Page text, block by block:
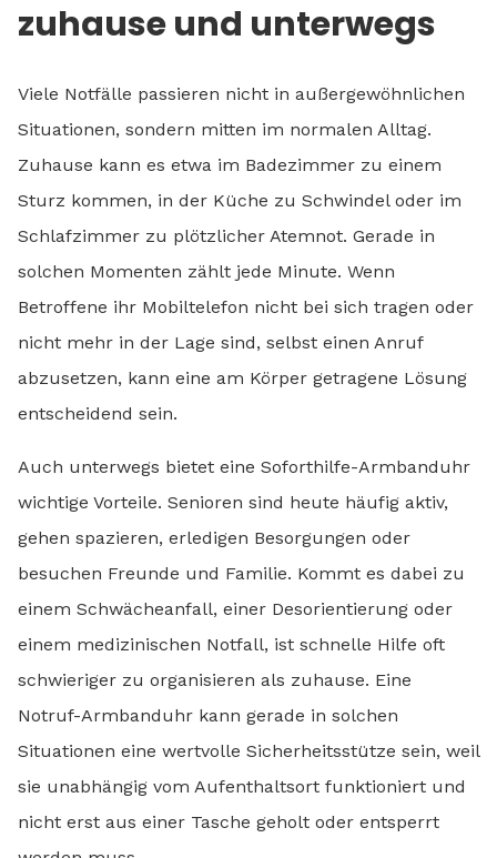
zuhause und unterwegs
Viele Notfälle passieren nicht in außergewöhnlichen
Situationen, sondern mitten im normalen Alltag.
Zuhause kann es etwa im Badezimmer zu einem
Sturz kommen, in der Küche zu Schwindel oder im
Schlafzimmer zu plötzlicher Atemnot. Gerade in
solchen Momenten zählt jede Minute. Wenn
Betroffene ihr Mobiltelefon nicht bei sich tragen oder
nicht mehr in der Lage sind, selbst einen Anruf
abzusetzen, kann eine am Körper getragene Lösung
entscheidend sein.
Auch unterwegs bietet eine Soforthilfe-Armbanduhr
wichtige Vorteile. Senioren sind heute häufig aktiv,
gehen spazieren, erledigen Besorgungen oder
besuchen Freunde und Familie. Kommt es dabei zu
einem Schwächeanfall, einer Desorientierung oder
einem medizinischen Notfall, ist schnelle Hilfe oft
schwieriger zu organisieren als zuhause. Eine
Notruf-Armbanduhr kann gerade in solchen
Situationen eine wertvolle Sicherheitsstütze sein, weil
sie unabhängig vom Aufenthaltsort funktioniert und
nicht erst aus einer Tasche geholt oder entsperrt